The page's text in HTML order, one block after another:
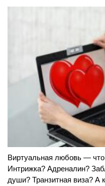
Виртуальная любовь —
Интрижка? Адреналин?
души? Транзитная виза? А